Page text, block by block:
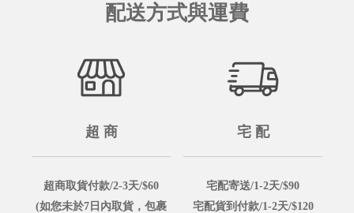
配送方式與運費
超 商
超商取貨付款/2-3天/$60
(如您未於7日內取貨，包裹
宅 配
宅配寄送/1-2天/$90
宅配貨到付款/1-2天/$120